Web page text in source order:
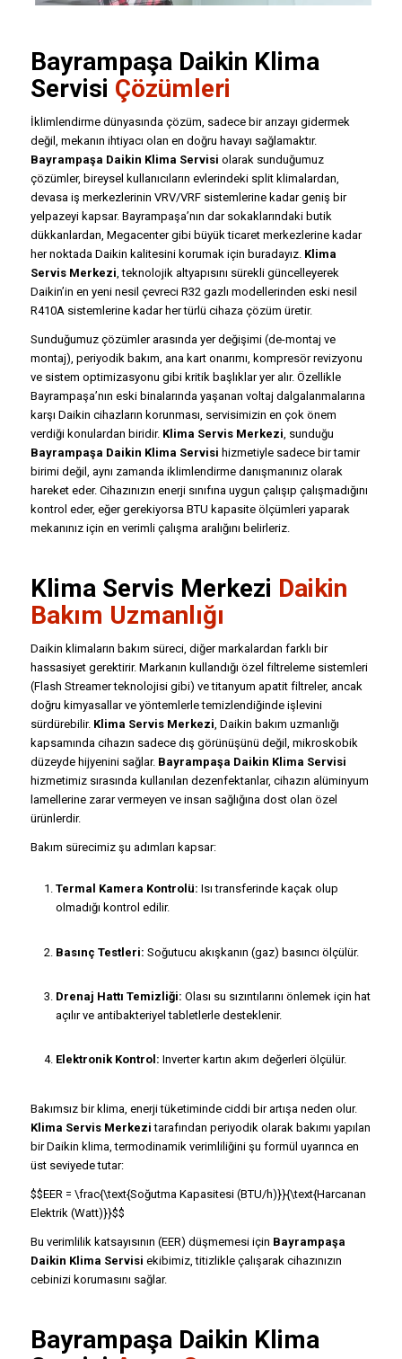
Bayrampaşa Daikin Klima
Servisi Çözümleri
İklimlendirme dünyasında çözüm, sadece bir arızayı gidermek
değil, mekanın ihtiyacı olan en doğru havayı sağlamaktır.
Bayrampaşa Daikin Klima Servisi olarak sunduğumuz
çözümler, bireysel kullanıcıların evlerindeki split klimalardan,
devasa iş merkezlerinin VRV/VRF sistemlerine kadar geniş bir
yelpazeyi kapsar. Bayrampaşa’nın dar sokaklarındaki butik
dükkanlardan, Megacenter gibi büyük ticaret merkezlerine kadar
her noktada Daikin kalitesini korumak için buradayız. Klima
Servis Merkezi, teknolojik altyapısını sürekli güncelleyerek
Daikin’in en yeni nesil çevreci R32 gazlı modellerinden eski nesil
R410A sistemlerine kadar her türlü cihaza çözüm üretir.
Sunduğumuz çözümler arasında yer değişimi (de-montaj ve
montaj), periyodik bakım, ana kart onarımı, kompresör revizyonu
ve sistem optimizasyonu gibi kritik başlıklar yer alır. Özellikle
Bayrampaşa’nın eski binalarında yaşanan voltaj dalgalanmalarına
karşı Daikin cihazların korunması, servisimizin en çok önem
verdiği konulardan biridir. Klima Servis Merkezi, sunduğu
Bayrampaşa Daikin Klima Servisi hizmetiyle sadece bir tamir
birimi değil, aynı zamanda iklimlendirme danışmanınız olarak
hareket eder. Cihazınızın enerji sınıfına uygun çalışıp çalışmadığını
kontrol eder, eğer gerekiyorsa BTU kapasite ölçümleri yaparak
mekanınız için en verimli çalışma aralığını belirleriz.
Klima Servis Merkezi Daikin
Bakım Uzmanlığı
Daikin klimaların bakım süreci, diğer markalardan farklı bir
hassasiyet gerektirir. Markanın kullandığı özel filtreleme sistemleri
(Flash Streamer teknolojisi gibi) ve titanyum apatit filtreler, ancak
doğru kimyasallar ve yöntemlerle temizlendiğinde işlevini
sürdürebilir. Klima Servis Merkezi, Daikin bakım uzmanlığı
kapsamında cihazın sadece dış görünüşünü değil, mikroskobik
düzeyde hijyenini sağlar. Bayrampaşa Daikin Klima Servisi
hizmetimiz sırasında kullanılan dezenfektanlar, cihazın alüminyum
lamellerine zarar vermeyen ve insan sağlığına dost olan özel
ürünlerdir.
Bakım sürecimiz şu adımları kapsar:
Termal Kamera Kontrolü: Isı transferinde kaçak olup
olmadığı kontrol edilir.
Basınç Testleri: Soğutucu akışkanın (gaz) basıncı ölçülür.
Drenaj Hattı Temizliği: Olası su sızıntılarını önlemek için hat
açılır ve antibakteriyel tabletlerle desteklenir.
Elektronik Kontrol: Inverter kartın akım değerleri ölçülür.
Bakımsız bir klima, enerji tüketiminde ciddi bir artışa neden olur.
Klima Servis Merkezi tarafından periyodik olarak bakımı yapılan
bir Daikin klima, termodinamik verimliliğini şu formül uyarınca en
üst seviyede tutar:
$$EER = \frac{\text{Soğutma Kapasitesi (BTU/h)}}{\text{Harcanan
Elektrik (Watt)}}$$
Bu verimlilik katsayısının (EER) düşmemesi için Bayrampaşa
Daikin Klima Servisi ekibimiz, titizlikle çalışarak cihazınızın
cebinizi korumasını sağlar.
Bayrampaşa Daikin Klima